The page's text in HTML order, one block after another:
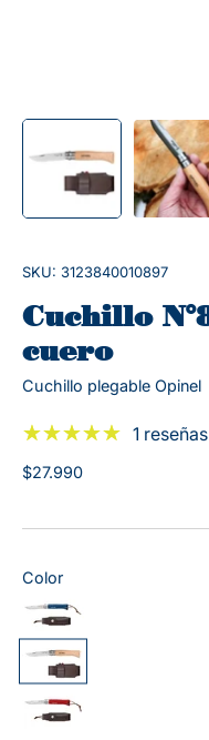
SKU: 3123840010897
Cuchillo
cuero
Cuchillo plegable Opinel
1 reseñas
$27.990
Color